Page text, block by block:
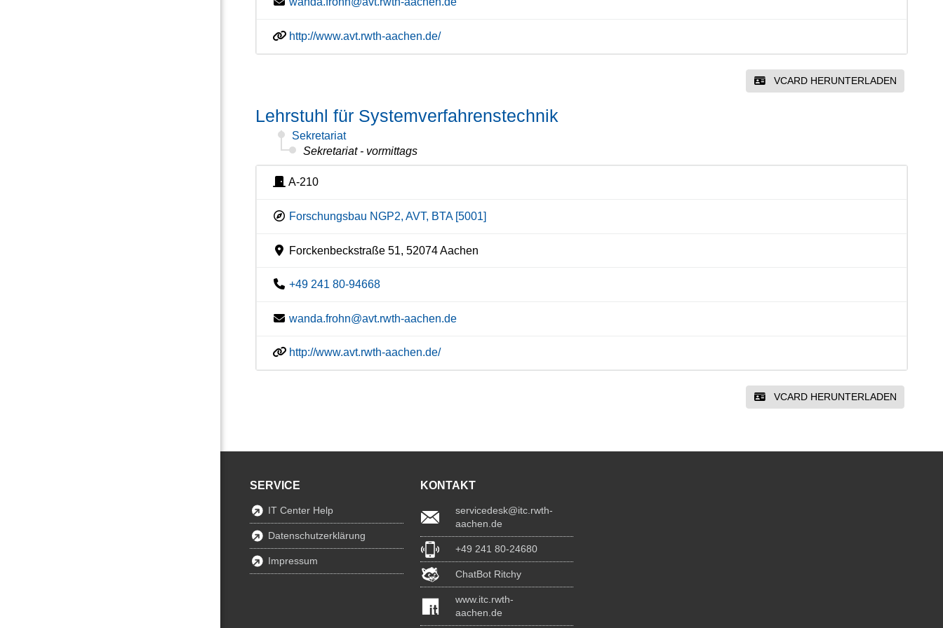
http://www.avt.rwth-aachen.de/
VCARD HERUNTERLADEN
Lehrstuhl für Systemverfahrenstechnik
Sekretariat
Sekretariat - vormittags
A-210
Forschungsbau NGP2, AVT, BTA [5001]
Forckenbeckstraße 51, 52074 Aachen
+49 241 80-94668
wanda.frohn@avt.rwth-aachen.de
http://www.avt.rwth-aachen.de/
VCARD HERUNTERLADEN
SERVICE
IT Center Help
Datenschutzerklärung
Impressum
KONTAKT
servicedesk@itc.rwth-
aachen.de
+49 241 80-24680
ChatBot Ritchy
www.itc.rwth-
aachen.de